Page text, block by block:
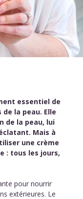
essentiel de
la peau. Elle
de la peau, lui
Mais à
une crème
: tous les jours,
pour nourrir
extérieures. Le